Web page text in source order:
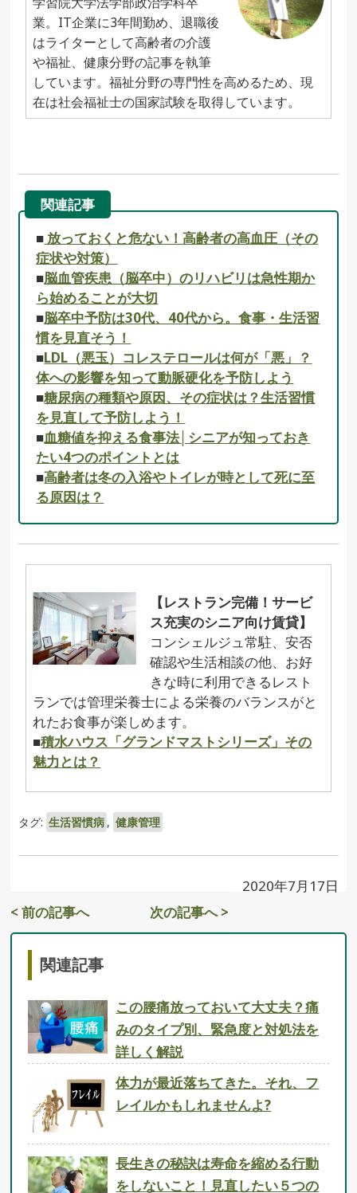
業。IT企業に3年間勤め、退職後
はライターとして高齢者の介護
や福祉、健康分野の記事を執筆
しています。福祉分野の専門性を高めるため、現
在は社会福祉士の国家試験を取得しています。
関連記事
■ 放っておくと危ない！高齢者の高血圧（その
症状や対策）
■脳血管疾患（脳卒中）のリハビリは急性期か
ら始めることが大切
■脳卒中予防は30代、40代から。食事・生活習
慣を見直そう！
■LDL（悪玉）コレステロールは何が「悪」？
体への影響を知って動脈硬化を予防しよう
■糖尿病の種類や原因、その症状は？生活習慣
を見直して予防しよう！
■血糖値を抑える食事法│シニアが知っておき
たい4つのポイントとは
■高齢者は冬の入浴やトイレが時として死に至
る原因は？
【レストラン完備！サービ
ス充実のシニア向け賃貸】
コンシェルジュ常駐、安否
確認や生活相談の他、お好
きな時に利用できるレスト
ランでは管理栄養士による栄養のバランスがと
れたお食事が楽しめます。
■積水ハウス「グランドマストシリーズ」その
魅力とは？
タグ: 生活習慣病 , 健康管理
2020年7月17日
< 前の記事へ
次の記事へ >
関連記事
この腰痛放っておいて大丈夫？痛
みのタイプ別、緊急度と対処法を
詳しく解説
体力が最近落ちてきた。それ、フ
レイルかもしれませんよ?
長生きの秘訣は寿命を縮める行動
をしないこと！見直したい５つの